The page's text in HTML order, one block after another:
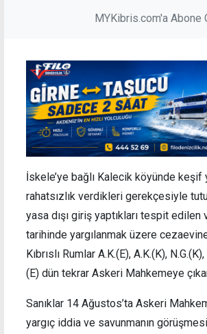
MYKibris.com'a Abone
İskele’ye bağlı Kalecik köyünde keşif
rahatsızlık verdikleri gerekçesiyle
yasa dışı giriş yaptıkları tespit
tarihinde yargılanmak üzere
Kıbrıslı Rumlar A.K.(E), A.K.(K),
(E) dün tekrar Askeri Mahkemeye
Sanıklar 14 Ağustos’ta Askeri
yargıç iddia ve savunmanın